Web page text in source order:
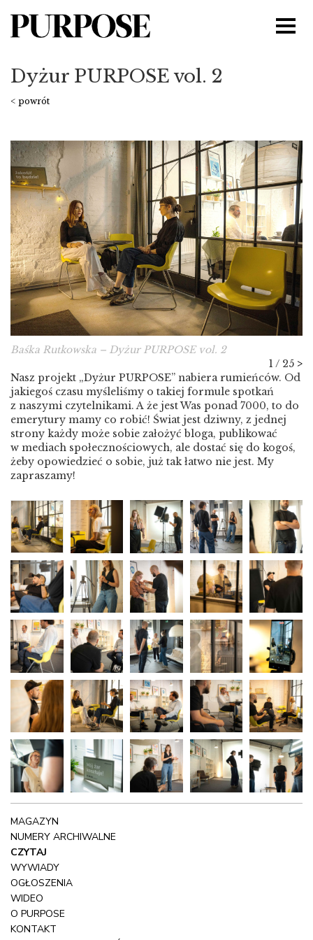
Dyżur PURPOSE vol. 2
< powrót
Baśka Rutkowska – Dyżur PURPOSE vol. 2
1 / 25 >
Nasz projekt „Dyżur PURPOSE” nabiera rumieńców. Od
jakiegoś czasu myśleliśmy o takiej formule spotkań
z naszymi czytelnikami. A że jest Was ponad 7000, to do
emerytury mamy co robić! Świat jest dziwny, z jednej
strony każdy może sobie założyć bloga, publikować
w mediach społecznościowych, ale dostać się do kogoś,
żeby opowiedzieć o sobie, już tak łatwo nie jest. My
zapraszamy!
MAGAZYN
NUMERY ARCHIWALNE
CZYTAJ
WYWIADY
OGŁOSZENIA
WIDEO
O PURPOSE
KONTAKT